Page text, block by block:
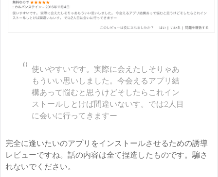
使いやすいです。実際に会えたしそりゃあ
もういい思いしました。今会えるアプリ結
構あって悩むと思うけどそしたらこれイン
ストールしとけば間違いないす。では2人目
に会いに行ってきますー
完全に逢いたいのアプリをインストールさせるための誘導
レビューですね。話の内容は全て捏造したものです。騙さ
れないでください。